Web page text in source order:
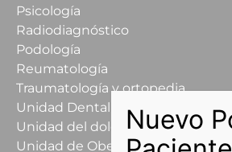
Psicología
Radiodiagnóstico
Podología
Reumatología
Traumatología y ortopedia
Unidad Dental
Unidad del dolor
Unidad de Obesidad y Sobrepeso